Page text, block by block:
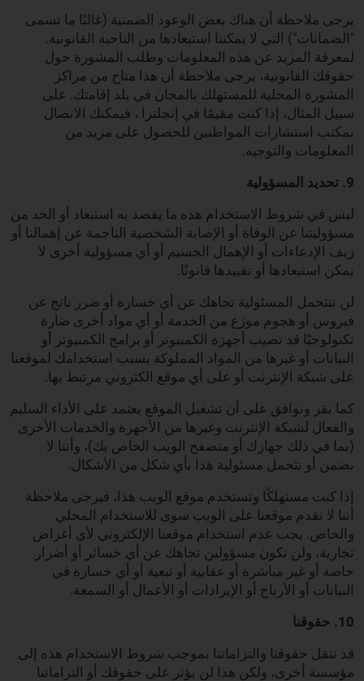
يرجى ملاحظة أن هناك بعض الوعود الضمنية (غالبًا ما تسمى
"الضمانات") التي لا يمكننا استبعادها من الناحية القانونية.
لمعرفة المزيد عن هذه المعلومات وطلب المشورة حول
حقوقك القانونية، يرجى ملاحظة أن هذا متاح من مراكز
المشورة المحلية للمستهلك بالمجان في بلد إقامتك. على
سبيل المثال، إذا كنت مقيمًا في إنجلترا ، فيمكنك الاتصال
بمكتب استشارات المواطنين للحصول على مزيد من
المعلومات والتوجيه.
9. تحديد المسؤولية
ليس في شروط الاستخدام هذه ما يقصد به استبعاد أو الحد من
مسؤوليتنا عن الوفاة أو الإصابة الشخصية الناجمة عن إهمالنا أو
زيف الإدعاءات أو الإهمال الجسيم أو أي مسؤولية أخرى لا
يمكن استبعادها أو تقييدها قانونًا.
لن ننتحمل المسئولية تجاهك عن أي خسارة أو ضرر ناتج عن
فيروس أو هجوم موزع من الخدمة أو أي مواد أخرى ضارة
تكنولوجيًا قد تصيب أجهزة الكمبيوتر أو برامج الكمبيوتر أو
البيانات أو غيرها من المواد المملوكة بسبب استخدامك لموقعنا
على شبكة الإنترنت أو على أي موقع الكتروني مرتبط بها.
كما نقر ونوافق على أن تشغيل الموقع يعتمد على الأداء السليم
والفعال لشبكة الإنترنت وغيرها من الأجهزة والخدمات الأخرى
(بما في ذلك جهازك أو متصفح الويب الخاص بك)، وأننا لا
نضمن أو نتحمل مسئولية هذا بأي شكل من الأشكال.
إذا كنت مستهلكًا وتستخدم موقع الويب هذا، فيرجى ملاحظة
أننا لا نقدم موقعنا على الويب سوى للاستخدام المحلي
والخاص. يجب عدم استخدام موقعنا الإلكتروني لأي أغراض
تجارية، ولن نكون مسؤولين تجاهك عن أي خسائر أو أضرار
خاصة أو غير مباشرة أو عقابية أو تبعية أو أي خسارة في
البيانات أو الأرباح أو الإيرادات أو الأعمال أو السمعة.
10. حقوقنا
قد ننقل حقوقنا والتزاماتنا بموجب شروط الاستخدام هذه إلى
مؤسسة أخرى، ولكن هذا لن يؤثر على حقوقك أو التزاماتنا